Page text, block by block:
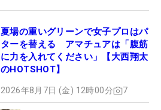
夏場の重いグリーンで女子プロはパ
ターを替える アマチュアは「腹筋
に力を入れてください」【大西翔太
のHOTSHOT】
2026年8月7日 (金) 12時00分 7